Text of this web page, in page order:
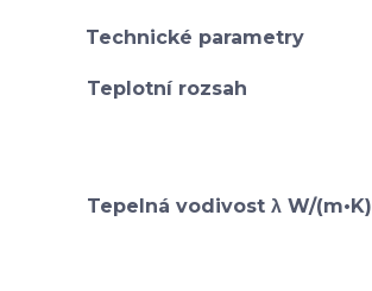
Technické parametry
Teplotní rozsah
Tepelná vodivost λ W/(m•K)